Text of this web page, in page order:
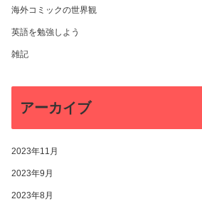
海外コミックの世界観
英語を勉強しよう
雑記
アーカイブ
2023年11月
2023年9月
2023年8月